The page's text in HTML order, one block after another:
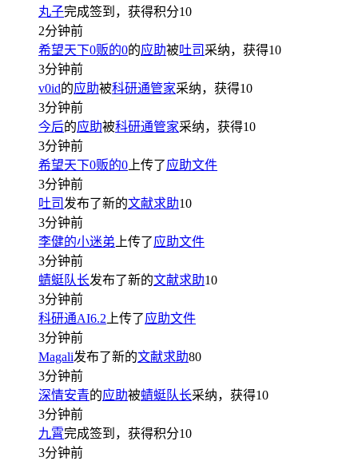
丸子完成签到，获得积分10
2分钟前
希望天下0贩的0的应助被吐司 采纳，获得10
3分钟前
v0id的应助被科研通管家采纳，获得10
3分钟前
今后的应助被科研通管家采纳，获得10
3分钟前
希望天下0贩的0 上传了应助文件
3分钟前
吐司 发布了新的文献求助10
3分钟前
李健的小迷弟 上传了应助文件
3分钟前
蜻蜓队长发布了新的文献求助10
3分钟前
科研通AI6.2 上传了应助文件
3分钟前
Magali发布了新的文献求助80
3分钟前
深情安青的应助被蜻蜓队长采纳，获得10
3分钟前
九霄完成签到，获得积分10
3分钟前